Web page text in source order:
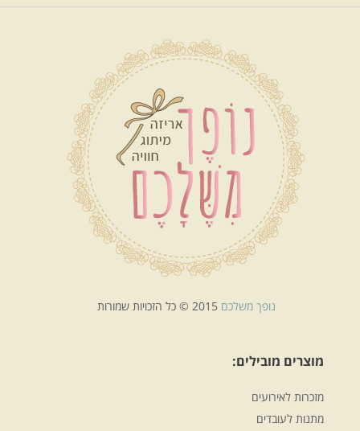
נופך משלכם
מוצרים מובילים:
מזכרות לאירועים
מתנות לעובדים